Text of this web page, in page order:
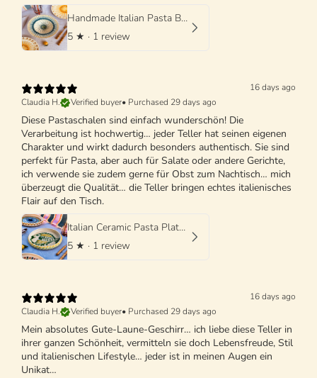
Handmade Italian Pasta Bowl 25 cm | Cappello di Prete
5 ★ · 1 review
16 days ago
Claudia H.
Verified buyer• Purchased 29 days ago
Diese Pastaschalen sind einfach wunderschön! Die
Verarbeitung ist hochwertig… jeder Teller hat seinen eigenen
Charakter und wirkt dadurch besonders authentisch. Sie sind
perfekt für Pasta, aber auch für Salate oder andere Gerichte,
ich verwende sie zudem gerne für Obst zum Nachtisch… mich
überzeugt die Qualität… die Teller bringen echtes italienisches
Flair auf den Tisch.
Italian Ceramic Pasta Plate 25cm | Handmade Design "One of a kind"
5 ★ · 1 review
16 days ago
Claudia H.
Verified buyer• Purchased 29 days ago
Mein absolutes Gute-Laune-Geschirr… ich liebe diese Teller in
ihrer ganzen Schönheit, vermitteln sie doch Lebensfreude, Stil
und italienischen Lifestyle… jeder ist in meinen Augen ein
Unikat…